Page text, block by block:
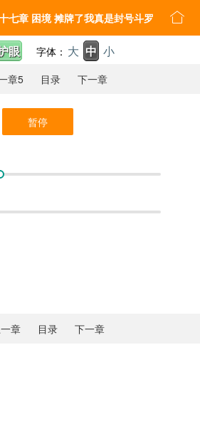
七章 困境 摊牌了我真是封号斗罗 
眼 字体： 大 中 小
章5 目录 下一章
暂停
章 目录 下一章